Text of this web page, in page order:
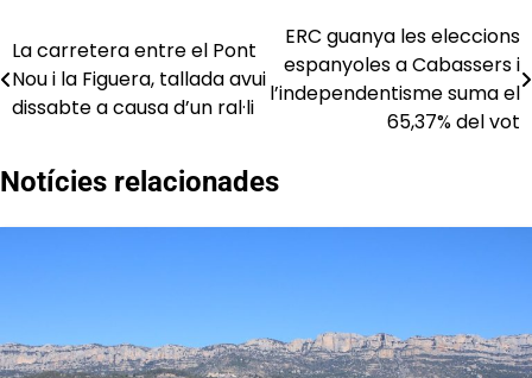
Navegació
d'entrades
La carretera entre el Pont
Nou i la Figuera, tallada avui
dissabte a causa d’un ral·li
ERC guanya les eleccions
espanyoles a Cabassers i
l’independentisme suma el
65,37% del vot
Notícies relacionades